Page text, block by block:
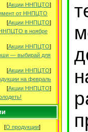
[Акции ННПЦТО]
от ННПЦТО
[Акции ННПЦТО]
в ноябре
[Акции ННПЦТО]
— выбирай для
[Акции ННПЦТО]
на февраль
[Акции ННПЦТО]
[О продукции]